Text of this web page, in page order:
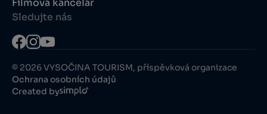
Filmová kancelář
Sledujte nás
© 2026 VYSOČINA TOURISM, příspěvková organizace
Ochrana osobních údajů
Created by